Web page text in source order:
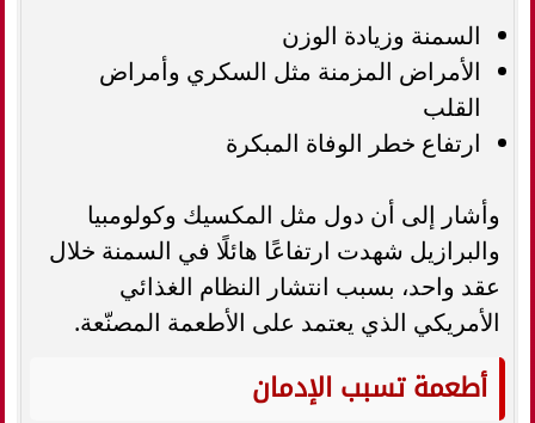
السمنة وزيادة الوزن
الأمراض المزمنة مثل السكري وأمراض
القلب
ارتفاع خطر الوفاة المبكرة
وأشار إلى أن دول مثل المكسيك وكولومبيا
والبرازيل شهدت ارتفاعًا هائلًا في السمنة خلال
عقد واحد، بسبب انتشار النظام الغذائي
الأمريكي الذي يعتمد على الأطعمة المصنّعة.
أطعمة تسبب الإدمان